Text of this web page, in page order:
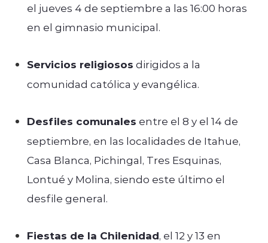
el jueves 4 de septiembre a las 16:00 horas
en el gimnasio municipal.
Servicios religiosos dirigidos a la
comunidad católica y evangélica.
Desfiles comunales entre el 8 y el 14 de
septiembre, en las localidades de Itahue,
Casa Blanca, Pichingal, Tres Esquinas,
Lontué y Molina, siendo este último el
desfile general.
Fiestas de la Chilenidad, el 12 y 13 en